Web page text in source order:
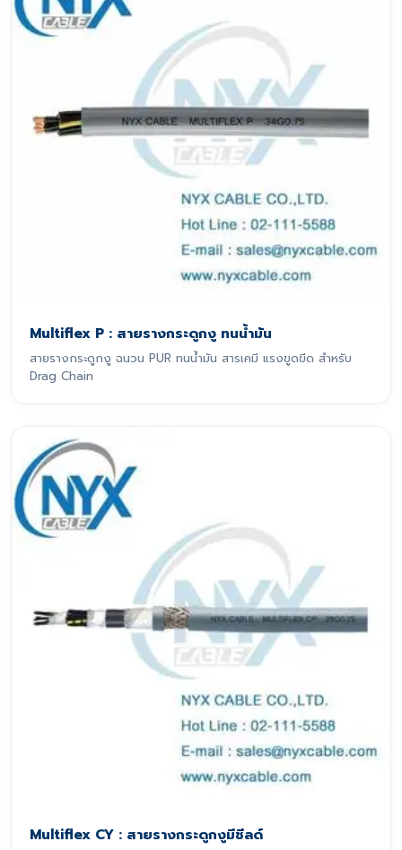
Multiflex P : สายรางกระดูกงู ทนน้ำมัน
สายรางกระดูกงู ฉนวน PUR ทนน้ำมัน สารเคมี แรงขูดขีด สำหรับ
Drag Chain
Multiflex CY : สายรางกระดูกงูมีชีลด์